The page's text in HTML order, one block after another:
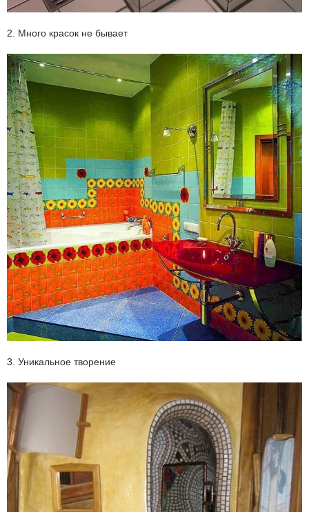
2. Много красок не бывает
3. Уникальное творение